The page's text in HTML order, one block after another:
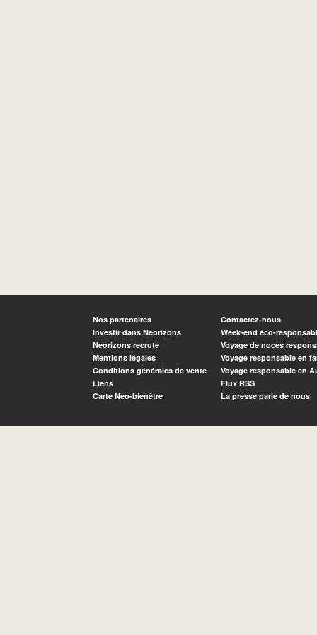
Nos partenaires
Investir dans Neorizons
Neorizons recrute
Mentions légales
Conditions générales de vente
Liens
Carte Neo-bienêtre
Contactez-nous
Week-end éco-
Voyage de noces
Voyage responsable en
Voyage responsable en
Flux RSS
La presse parle de nous